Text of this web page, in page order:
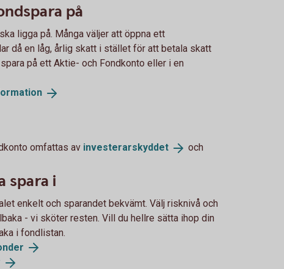
på
ligga på. Många väljer att öppna ett
då en låg, årlig skatt i stället för att betala skatt
på ett Aktie- och Fondkonto eller i en
omfattas av investerarskyddet
och
spara i
enkelt och sparandet bekvämt. Välj risknivå och
- vi sköter resten. Vill du hellre sätta ihop din
i fondlistan.